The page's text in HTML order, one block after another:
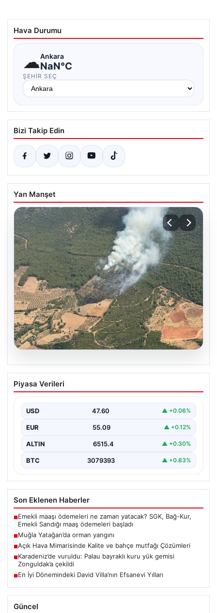
Hava Durumu
☁Ankara
NaN°C
ŞEHIR SEÇ
Bizi Takip Edin
Yan Manşet
Muğla Yatağan’da orman yangını
Piyasa Verileri
USD 47.60 ▲ +0.06%
EUR 55.09 ▲ +0.12%
ALTIN 6515.4 ▲ +0.30%
BTC 3079393 ▲ +0.83%
Son Eklenen Haberler
■Emekli maaşı ödemeleri ne zaman yatacak? SGK, Bağ-Kur,
Emekli Sandığı maaş ödemeleri başladı
■Muğla Yatağan’da orman yangını
■Açık Hava Mimarisinde Kalite ve bahçe mutfağı Çözümleri
■Karadeniz’de vuruldu: Palau bayraklı kuru yük gemisi
Zonguldak’a çekildi
■En İyi Dönemindeki David Villa’nın Efsanevi Yılları
Güncel